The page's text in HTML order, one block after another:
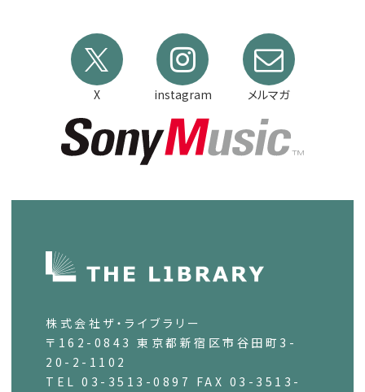
X instagram メルマガ
株式会社ザ・ライブラリー
〒162-0843 東京都新宿区市谷田町3-
20-2-1102
TEL 03-3513-0897 FAX 03-3513-